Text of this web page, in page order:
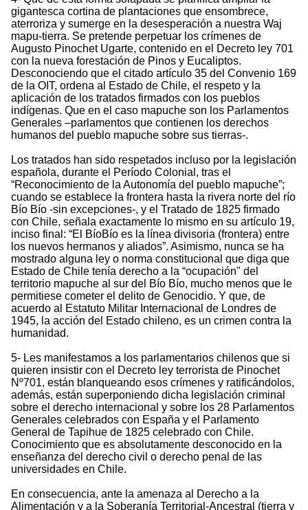
gigantesca cortina de plantaciones que ensombrece,
aterroriza y sumerge en la desesperación a nuestra Waj
mapu-tierra. Se pretende perpetuar los crímenes de
Augusto Pinochet Ugarte, contenido en el Decreto ley 701
con la nueva forestación de Pinos y Eucaliptos.
Desconociendo que el citado artículo 35 del Convenio 169
de la OIT, ordena al Estado de Chile, el respeto y la
aplicación de los tratados firmados con los pueblos
indígenas. Que en el caso mapuche son los Parlamentos
Generales –parlamentos que contienen los derechos
humanos del pueblo mapuche sobre sus tierras-.
Los tratados han sido respetados incluso por la legislación
española, durante el Período Colonial, tras el
“Reconocimiento de la Autonomía del pueblo mapuche”;
cuando se establece la frontera hasta la rivera norte del río
Bío Bío -sin excepciones-, y el Tratado de 1825 firmado
con Chile, señala exactamente lo mismo en su artículo 19,
inciso final: “El BíoBío es la línea divisoria (frontera) entre
los nuevos hermanos y aliados”. Asimismo, nunca se ha
mostrado alguna ley o norma constitucional que diga que
Estado de Chile tenía derecho a la “ocupación" del
territorio mapuche al sur del Bío Bío, mucho menos que le
permitiese cometer el delito de Genocidio. Y que, de
acuerdo al Estatuto Militar Internacional de Londres de
1945, la acción del Estado chileno, es un crimen contra la
humanidad.
5- Les manifestamos a los parlamentarios chilenos que si
quieren insistir con el Decreto ley terrorista de Pinochet
Nº701, están blanqueando esos crímenes y ratificándolos,
además, están superponiendo dicha legislación criminal
sobre el derecho internacional y sobre los 28 Parlamentos
Generales celebrados con España y el Parlamento
General de Tapihue de 1825 celebrado con Chile.
Conocimiento que es absolutamente desconocido en la
enseñanza del derecho civil o derecho penal de las
universidades en Chile.
En consecuencia, ante la amenaza al Derecho a la
Alimentación y a la Soberanía Territorial-Ancestral (tierra y